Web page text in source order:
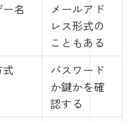
名
メールアド
レス形式の
こともある
パスワード
か鍵かを確
認する